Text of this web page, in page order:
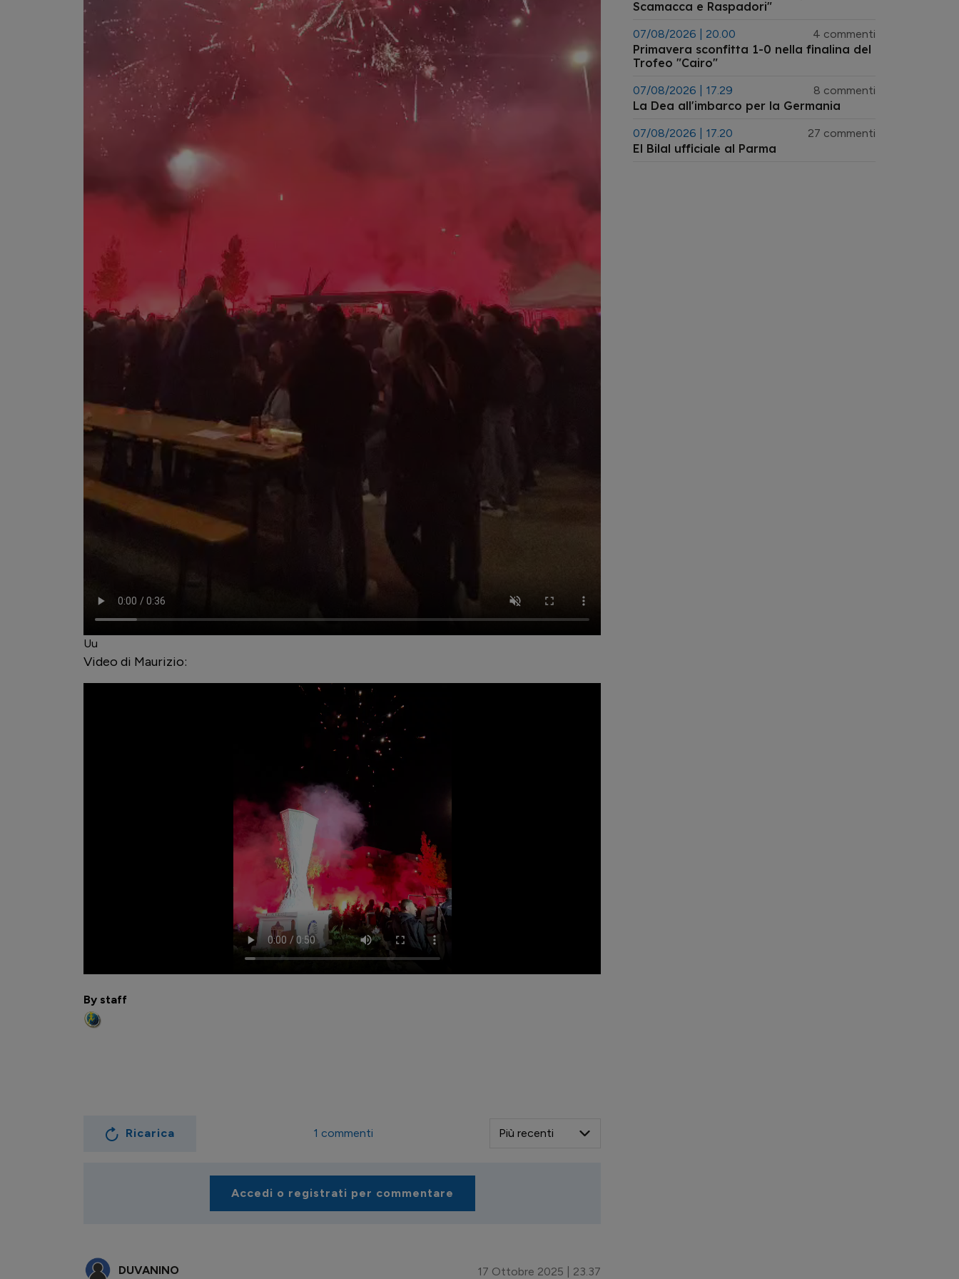
Uu
Video di Maurizio:
By staff
Ricarica 1 commenti
Accedi o registrati per commentare
DUVANINO 17 Ottobre 2025 | 23.37
Scamacca e Raspadori"
07/08/2026 | 20.00 4 commenti
Primavera sconfitta 1-0 nella finalina del
Trofeo "Cairo"
07/08/2026 | 17.29 8 commenti
La Dea all'imbarco per la Germania
07/08/2026 | 17.20 27 commenti
El Bilal ufficiale al Parma